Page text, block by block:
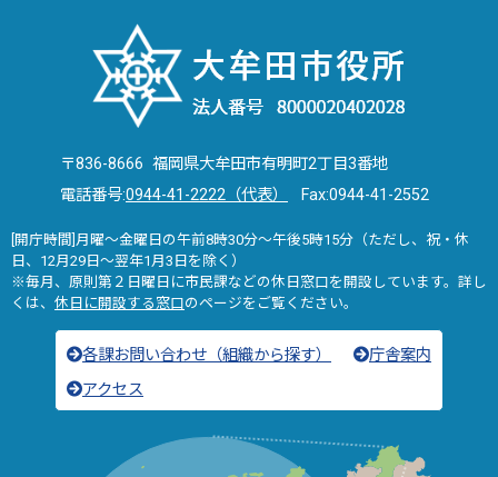
〒836-8666 福岡県大牟田市有明町2丁目3番地
電話番号:0944-41-2222（代表） Fax:0944-41-2552
[開庁時間]月曜～金曜日の午前8時30分～午後5時15分（ただし、祝・休
日、12月29日～翌年1月3日を除く）
※毎月、原則第２日曜日に市民課などの休日窓口を開設しています。詳し
くは、 休日に開設する窓口のページをご覧ください。
各課お問い合わせ（組織から探す）
庁舎案内
アクセス